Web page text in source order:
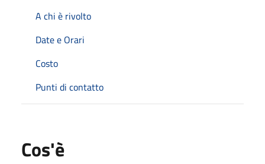
A chi è rivolto
Date e Orari
Costo
Punti di contatto
Cos'è